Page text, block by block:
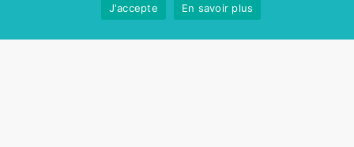
J'accepte
En savoir plus